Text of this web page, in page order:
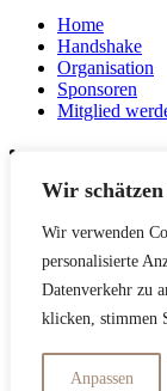
Wir
Wir verwenden
personalisierte
Datenverkehr zu
klicken, stimmen
Anpassen
Home
Handshake
Organisation
Sponsoren
Mitglied
News
Netzwerk
Kontakt